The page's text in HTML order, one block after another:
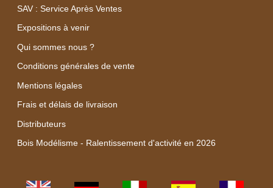
SAV : Service Après Ventes
Expositions à venir
Qui sommes nous ?
Conditions générales de vente
Mentions légales
Frais et délais de livraison
Distributeurs
Bois Modélisme - Ralentissement d'activité en 2026